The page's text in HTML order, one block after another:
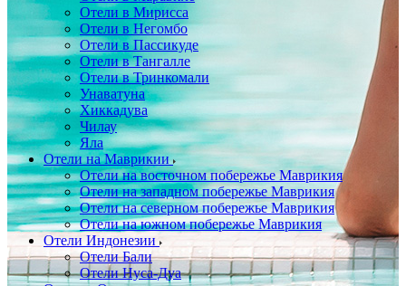
Отели в Мирисса
Отели в Негомбо
Отели в Пассикуде
Отели в Тангалле
Отели в Тринкомали
Унаватуна
Хиккадува
Чилау
Яла
Отели на Маврикии
Отели на восточном побережье Маврикия
Отели на западном побережье Маврикия
Отели на северном побережье Маврикия
Отели на южном побережье Маврикия
Отели Индонезии
Отели Бали
Отели Нуса-Дуа